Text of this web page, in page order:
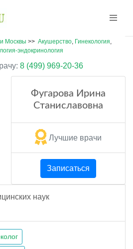
Москвы >> Акушерство, Гинекология,
эндокринология
8 (499) 969-20-36
Фугарова Ирина
Станиславовна
Лучшие врачи
Записаться
наук